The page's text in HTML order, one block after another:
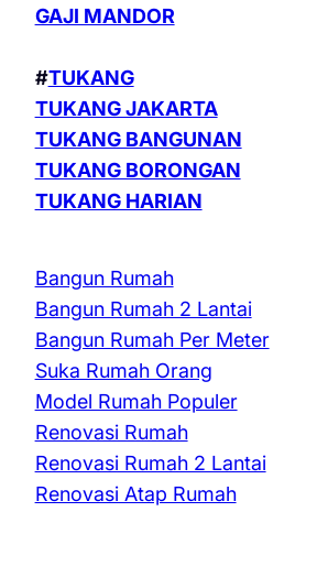
GAJI MANDOR
#TUKANG
TUKANG JAKARTA
TUKANG BANGUNAN
TUKANG BORONGAN
TUKANG HARIAN
Bangun Rumah
Bangun Rumah 2 Lantai
Bangun Rumah Per Meter
Suka Rumah Orang
Model Rumah Populer
Renovasi Rumah
Renovasi Rumah 2 Lantai
Renovasi Atap Rumah